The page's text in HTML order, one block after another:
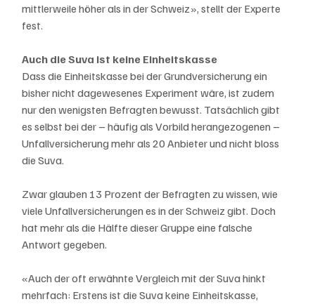
mittlerweile höher als in der Schweiz», stellt der Experte
fest.
Auch die Suva ist keine Einheitskasse
Dass die Einheitskasse bei der Grundversicherung ein
bisher nicht dagewesenes Experiment wäre, ist zudem
nur den wenigsten Befragten bewusst. Tatsächlich gibt
es selbst bei der – häufig als Vorbild herangezogenen –
Unfallversicherung mehr als 20 Anbieter und nicht bloss
die Suva.
Zwar glauben 13 Prozent der Befragten zu wissen, wie
viele Unfallversicherungen es in der Schweiz gibt. Doch
hat mehr als die Hälfte dieser Gruppe eine falsche
Antwort gegeben.
«Auch der oft erwähnte Vergleich mit der Suva hinkt
mehrfach: Erstens ist die Suva keine Einheitskasse,